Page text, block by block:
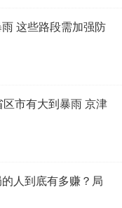
这些路段需加强防
市有大到暴雨 京津
人到底有多赚？局